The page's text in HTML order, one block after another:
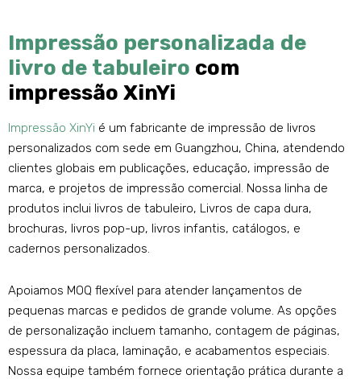
Impressão personalizada de
livro de tabuleiro com
impressão XinYi
Impressão XinYi é um fabricante de impressão de livros
personalizados com sede em Guangzhou, China, atendendo
clientes globais em publicações, educação, impressão de
marca, e projetos de impressão comercial. Nossa linha de
produtos inclui livros de tabuleiro, Livros de capa dura,
brochuras, livros pop-up, livros infantis, catálogos, e
cadernos personalizados.
Apoiamos MOQ flexível para atender lançamentos de
pequenas marcas e pedidos de grande volume. As opções
de personalização incluem tamanho, contagem de páginas,
espessura da placa, laminação, e acabamentos especiais.
Nossa equipe também fornece orientação prática durante a